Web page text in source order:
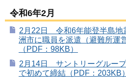
令和6年2月
2月22日 令和6年能登半島
洲市に職員を派遣（避難所運
（PDF：98KB）
2月14日 サントリーグルー
で初めて締結（PDF：203KB）